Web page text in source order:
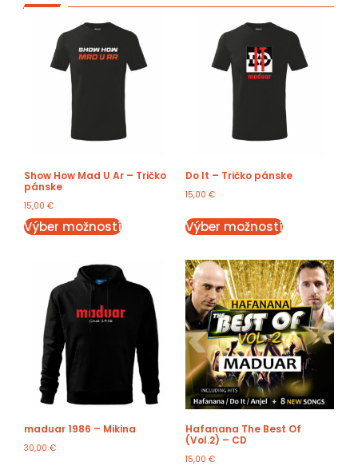
Show How Mad U Ar – Tričko
pánske
15,00 €
Výber možností
Do It – Tričko pánske
15,00 €
Výber možností
maduar 1986 – Mikina
30,00 €
Hafanana The Best Of
(Vol.2) – CD
15,00 €